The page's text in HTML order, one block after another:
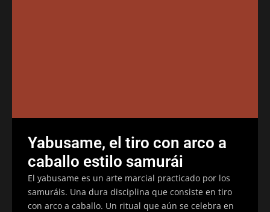
Yabusame, el tiro con arco a
caballo estilo samurái
El yabusame es un arte marcial practicado por los
samuráis. Una dura disciplina que consiste en tiro
con arco a caballo. Un ritual que aún se celebra en